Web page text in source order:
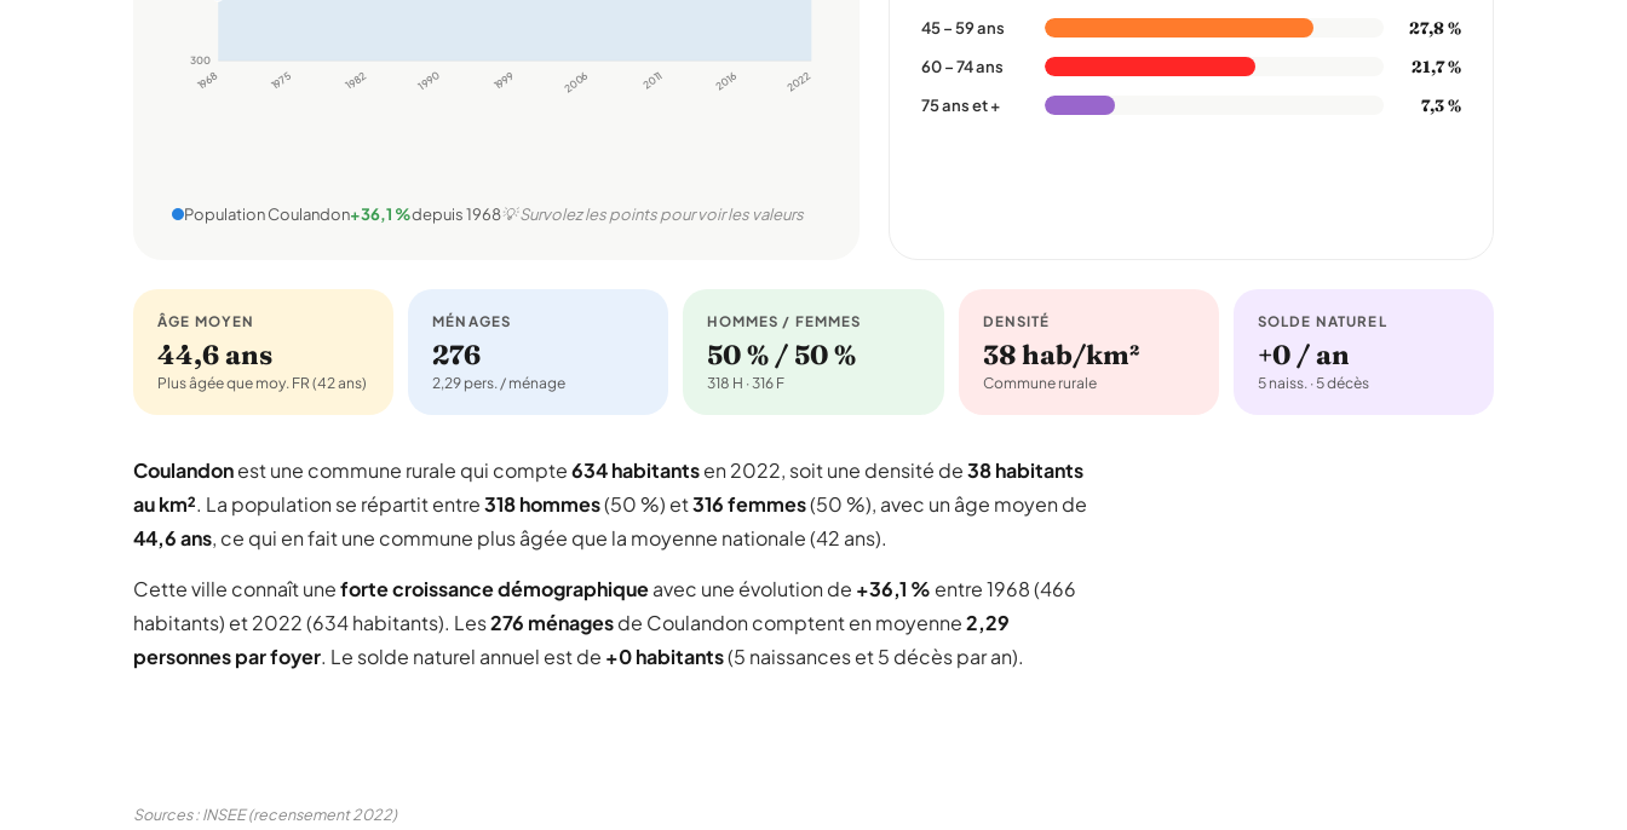
300
1968 1975 1982 1990 1999 2006 2011 2016 2022
Population Coulandon+36,1 %depuis 1968💡 Survolez les points pour voir les valeurs
45 – 59 ans 27,8 %
60 – 74 ans 21,7 %
75 ans et + 7,3 %
ÂGE MOYEN
44,6 ans
Plus âgée que moy. FR (42 ans)
MÉNAGES
276
2,29 pers. / ménage
HOMMES / FEMMES
50 % / 50 %
318 H · 316 F
DENSITÉ
38 hab/km²
Commune rurale
SOLDE NATUREL
+0 / an
5 naiss. · 5 décès
Coulandonest une commune rurale qui compte634 habitantsen 2022, soit une densité de38 habitants
au km². La population se répartit entre318 hommes(50 %) et316 femmes(50 %), avec un âge moyen de
44,6 ans, ce qui en fait une commune plus âgée que la moyenne nationale (42 ans).
Cette ville connaît uneforte croissance démographiqueavec une évolution de +36,1 % entre 1968 (466
habitants) et 2022 (634 habitants). Les276 ménagesde Coulandon comptent en moyenne2,29
personnes par foyer. Le solde naturel annuel est de +0 habitants(5 naissances et 5 décès par an).
Sources : INSEE (recensement 2022)